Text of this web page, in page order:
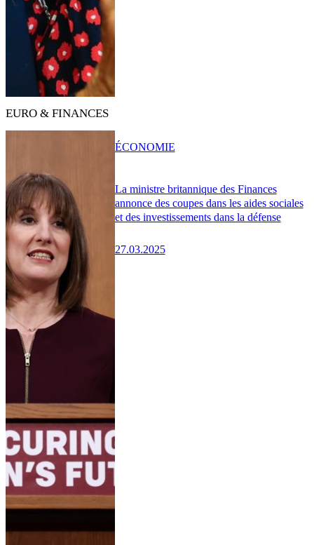
EURO & FINANCES
La ministre britannique des Finances
annonce des coupes dans les aides sociales
et des investissements dans la défense
27.03.2025
ÉCONOMIE